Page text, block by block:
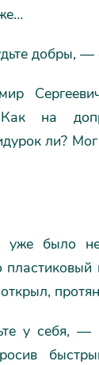
добры, —
на
ли?
было
пластиковый
у себя, —